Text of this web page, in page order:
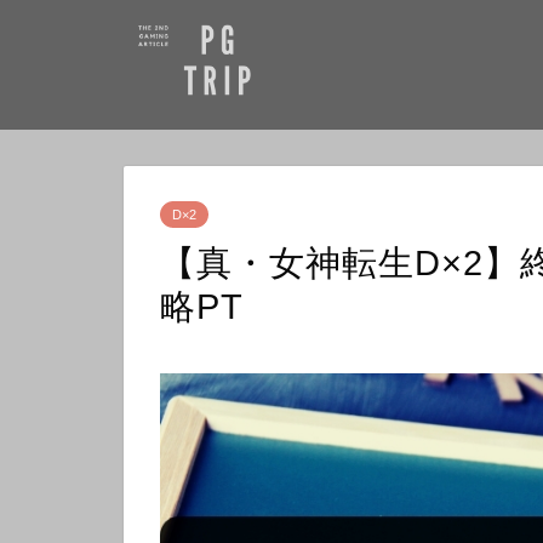
D×2
【真・女神転生D×2
略PT